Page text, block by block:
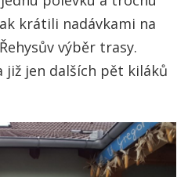
krátili nadávkami na
výběr trasy.
již jen dalších pět kiláků